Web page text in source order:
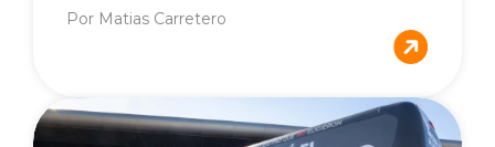
Por Matias Carretero